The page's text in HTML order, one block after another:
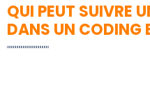
QUI PEUT SUIVRE
DANS UN CODING